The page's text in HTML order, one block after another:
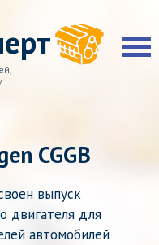
CGGB
выпуск
двигателя для
автомобилей